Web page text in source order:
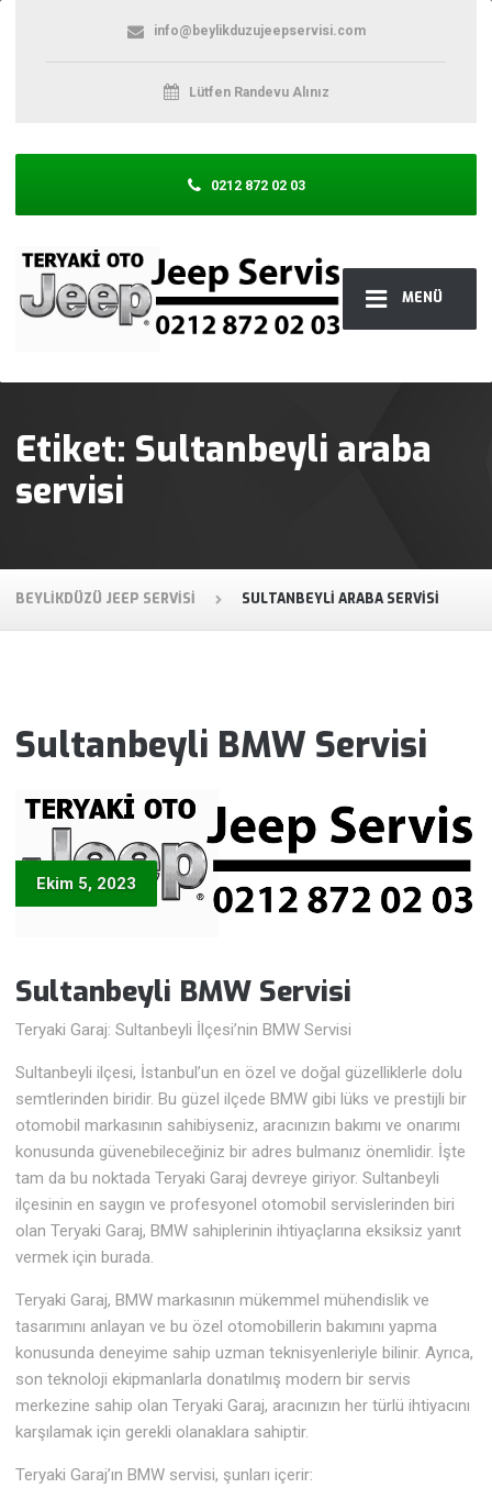
MENÜ
info@beylikduzujeepservisi.com
Lütfen Randevu Alınız
0212 872 02 03
Etiket: Sultanbeyli araba
servisi
BEYLIKDÜZÜ JEEP SERVISI SULTANBEYLI ARABA SERVISI
Sultanbeyli BMW Servisi
Ekim 5, 2023
Sultanbeyli BMW Servisi
Teryaki Garaj: Sultanbeyli İlçesi’nin BMW Servisi
Sultanbeyli ilçesi, İstanbul’un en özel ve doğal güzelliklerle dolu
semtlerinden biridir. Bu güzel ilçede BMW gibi lüks ve prestijli bir
otomobil markasının sahibiyseniz, aracınızın bakımı ve onarımı
konusunda güvenebileceğiniz bir adres bulmanız önemlidir. İşte
tam da bu noktada Teryaki Garaj devreye giriyor. Sultanbeyli
ilçesinin en saygın ve profesyonel otomobil servislerinden biri
olan Teryaki Garaj, BMW sahiplerinin ihtiyaçlarına eksiksiz yanıt
vermek için burada.
Teryaki Garaj, BMW markasının mükemmel mühendislik ve
tasarımını anlayan ve bu özel otomobillerin bakımını yapma
konusunda deneyime sahip uzman teknisyenleriyle bilinir. Ayrıca,
son teknoloji ekipmanlarla donatılmış modern bir servis
merkezine sahip olan Teryaki Garaj, aracınızın her türlü ihtiyacını
karşılamak için gerekli olanaklara sahiptir.
Teryaki Garaj’ın BMW servisi, şunları içerir: